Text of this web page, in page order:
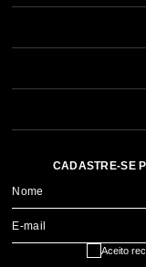
CADASTRE-SE
Nome
E-mail
Aceito